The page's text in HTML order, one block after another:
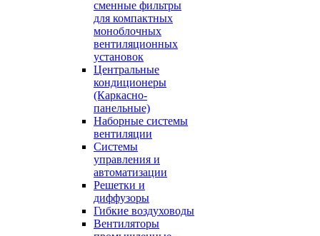
сменные фильтры
для компактных
моноблочных
вентиляционных
установок
Центральные
кондиционеры
(Каркасно-
панельные)
Наборные системы
вентиляции
Системы
управления и
автоматизации
Решетки и
диффузоры
Гибкие воздуховоды
Вентиляторы